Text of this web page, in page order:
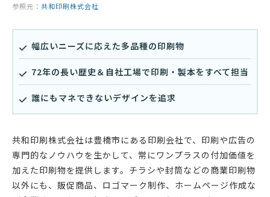
参照元： 共和印刷株式会社
幅広いニーズに応えた多品種の印刷物
72年の長い歴史＆自社工場で印刷・製本をすべて担当
誰にもマネできないデザインを追求
共和印刷株式会社は豊橋市にある印刷会社で、印刷や広告の
専門的なノウハウを生かして、常にワンプラスの付加価値を
加えた印刷物を提供します。チラシや封筒などの商業印刷物
以外にも、販促商品、ロゴマーク制作、ホームページ作成な